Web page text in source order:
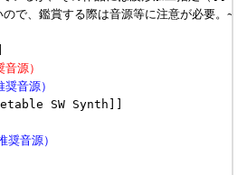
で、鑑賞する際は音源等に注意が必要。~
源）
音源）
音源）